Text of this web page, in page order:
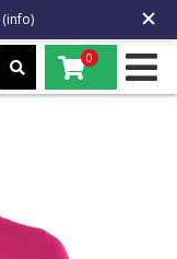
(info)
0